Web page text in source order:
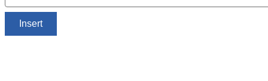
Insert